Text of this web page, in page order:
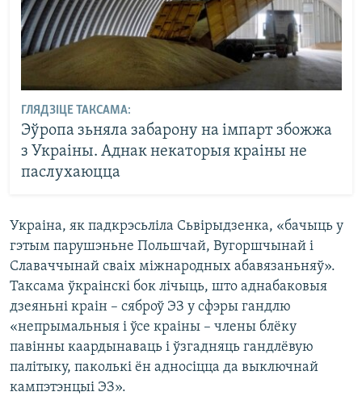
ГЛЯДЗІЦЕ ТАКСАМА:
Эўропа зьняла забарону на імпарт збожжа
з Украіны. Аднак некаторыя краіны не
паслухаюцца
Украіна, як падкрэсьліла Сьвірыдзенка, «бачыць у
гэтым парушэньне Польшчай, Вугоршчынай і
Славаччынай сваіх міжнародных абавязаньняў».
Таксама ўкраінскі бок лічыць, што аднабаковыя
дзеяньні краін – сяброў ЭЗ у сфэры гандлю
«непрымальныя і ўсе краіны – члены блёку
павінны каардынаваць і ўзгадняць гандлёвую
палітыку, паколькі ён адносіцца да выключнай
кампэтэнцыі ЭЗ».